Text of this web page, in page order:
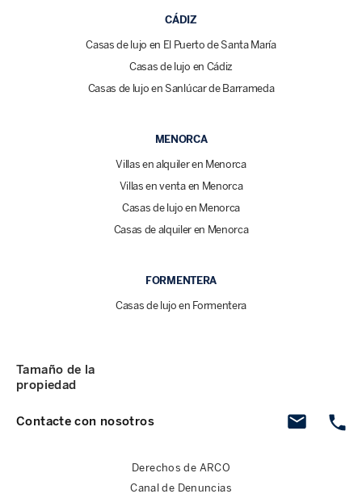
CÁDIZ
Casas de lujo en El Puerto de Santa María
Casas de lujo en Cádiz
Casas de lujo en Sanlúcar de Barrameda
MENORCA
Villas en alquiler en Menorca
Villas en venta en Menorca
Casas de lujo en Menorca
Casas de alquiler en Menorca
FORMENTERA
Casas de lujo en Formentera
Contacte con nosotros
Tamaño de la
propiedad
Derechos de ARCO
Canal de Denuncias